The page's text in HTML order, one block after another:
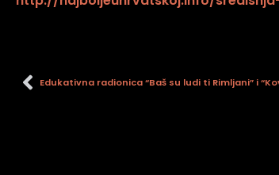
Edukativna radionica “Baš su ludi ti Rimljani” i